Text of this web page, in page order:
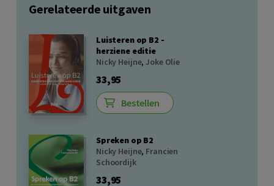
Gerelateerde uitgaven
Luisteren op B2 -
herziene editie
Nicky Heijne,Joke Olie
33,95
Bestellen
Spreken op B2
Nicky Heijne, Francien
Schoordijk
33,95